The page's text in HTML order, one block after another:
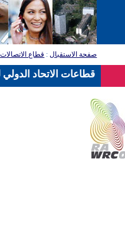
صفحة الاستقبال: قطاع الاتصالات
قطاعات الاتحاد الدولي